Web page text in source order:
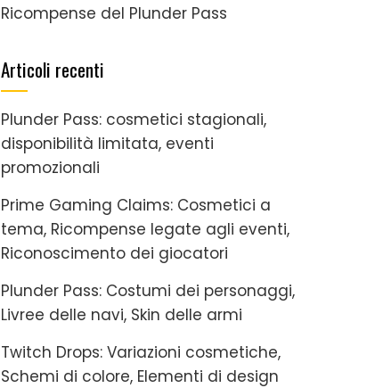
Ricompense del Plunder Pass
Articoli recenti
Plunder Pass: cosmetici stagionali,
disponibilità limitata, eventi
promozionali
Prime Gaming Claims: Cosmetici a
tema, Ricompense legate agli eventi,
Riconoscimento dei giocatori
Plunder Pass: Costumi dei personaggi,
Livree delle navi, Skin delle armi
Twitch Drops: Variazioni cosmetiche,
Schemi di colore, Elementi di design